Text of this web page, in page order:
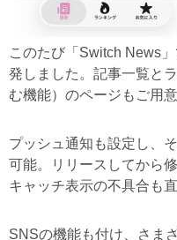
このたび「Switch News
発しました。記事一覧と
む機能）のページもご用意
プッシュ通知も設定し、
可能。リリースしてから
キャッチ表示の不具合も直
SNSの機能も付け、さま